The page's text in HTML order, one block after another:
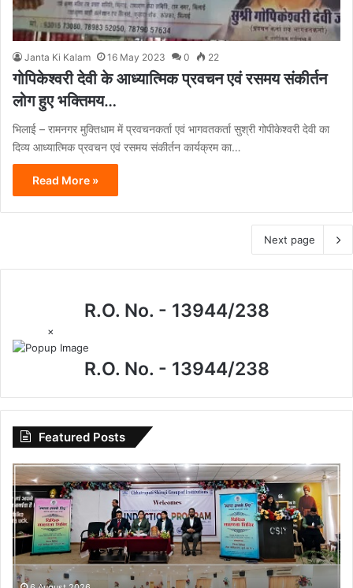
Janta Ki Kalam 16 May 2023 0 22
गोपिकेश्वरी देवी के आध्यात्मिक प्रवचन एवं रसमय संकीर्तन
लोग हुए भक्तिमय…
भिलाई – रामनगर मुक्तिधाम में प्रवचनकर्ता एवं भागवतकर्ता सुश्री गोपीकेश्वरी देवी का
दिव्य आध्यात्मिक प्रवचन एवं रसमय संकीर्तन कार्यक्रम का…
Read More »
Next page
R.O. No. - 13944/238
×
R.O. No. - 13944/238
Featured Posts
विधिक
जागरूकता
से
सशक्त
युवा:
नशामुक्त
एवं